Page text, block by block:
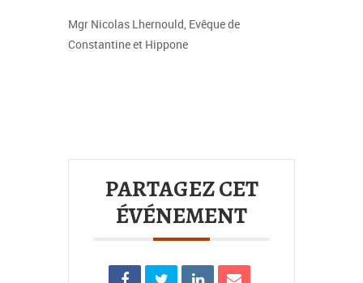
Mgr Nicolas Lhernould, Evêque de
Constantine et Hippone
PARTAGEZ CET
ÉVÉNEMENT